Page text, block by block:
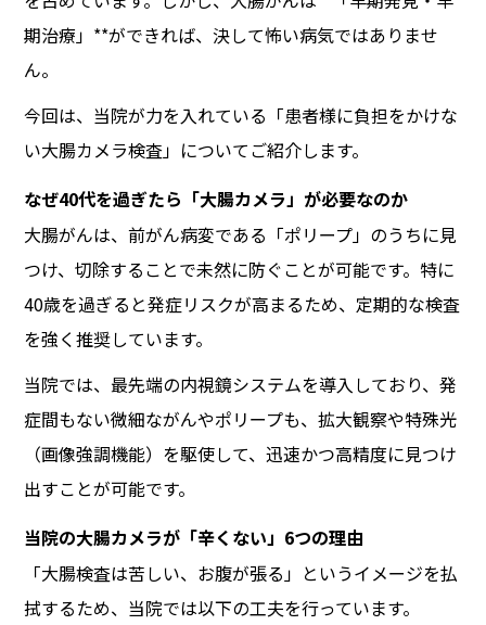
期治療」**ができれば、決して怖い病気ではありませ
ん。
今回は、当院が力を入れている「患者様に負担をかけな
い大腸カメラ検査」についてご紹介します。
なぜ40代を過ぎたら「大腸カメラ」が必要なのか
大腸がんは、前がん病変である「ポリープ」のうちに見
つけ、切除することで未然に防ぐことが可能です。特に
40歳を過ぎると発症リスクが高まるため、定期的な検査
を強く推奨しています。
当院では、最先端の内視鏡システムを導入しており、発
症間もない微細ながんやポリープも、拡大観察や特殊光
（画像強調機能）を駆使して、迅速かつ高精度に見つけ
出すことが可能です。
当院の大腸カメラが「辛くない」6つの理由
「大腸検査は苦しい、お腹が張る」というイメージを払
拭するため、当院では以下の工夫を行っています。